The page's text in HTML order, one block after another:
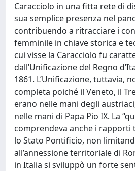
Caracciolo in una fitta rete di
sua semplice presenza nel
contribuendo a ritracciare i
femminile in chiave storica e
cui visse la Caracciolo fu
dall’Unificazione del Regno
1861. L’Unificazione, tuttavia,
completa poiché il Veneto, il
erano nelle mani degli
nelle mani di Papa Pio IX. La
comprendeva anche i rapporti
lo Stato Pontificio, non
all’annessione territoriale di
in Italia si sviluppò un forte